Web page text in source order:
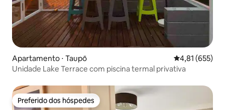
Apartamento ⋅ Taupō 4,81 de uma
4,81 (655)
Unidade Lake Terrace com piscina termal privativa
Preferido dos hóspedes
Preferido dos hóspedes